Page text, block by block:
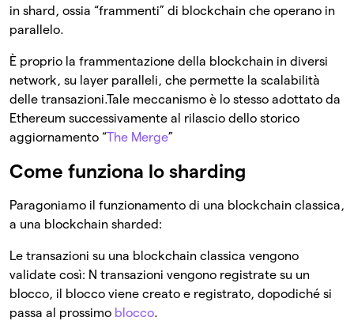
in shard, ossia “frammenti” di blockchain che operano in
parallelo.
È proprio la frammentazione della blockchain in diversi
network, su layer paralleli, che permette la scalabilità
delle transazioni.Tale meccanismo è lo stesso adottato da
Ethereum successivamente al rilascio dello storico
aggiornamento “The Merge”
Come funziona lo sharding
Paragoniamo il funzionamento di una blockchain classica,
a una blockchain sharded:
Le transazioni su una blockchain classica vengono
validate così: N transazioni vengono registrate su un
blocco, il blocco viene creato e registrato, dopodiché si
passa al prossimo blocco.